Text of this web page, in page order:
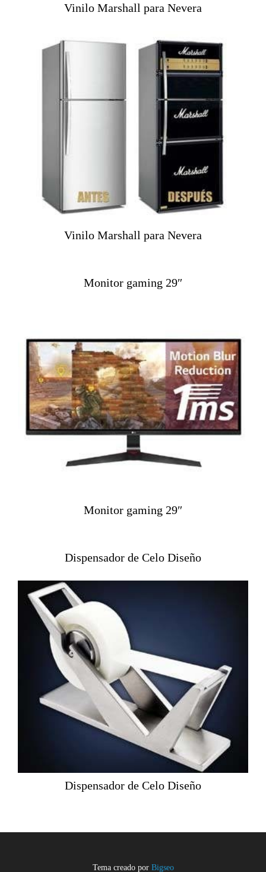
Vinilo Marshall para Nevera
Vinilo Marshall para Nevera
Monitor gaming 29″
Monitor gaming 29″
Dispensador de Celo Diseño
Dispensador de Celo Diseño
Tema creado por Bigseo